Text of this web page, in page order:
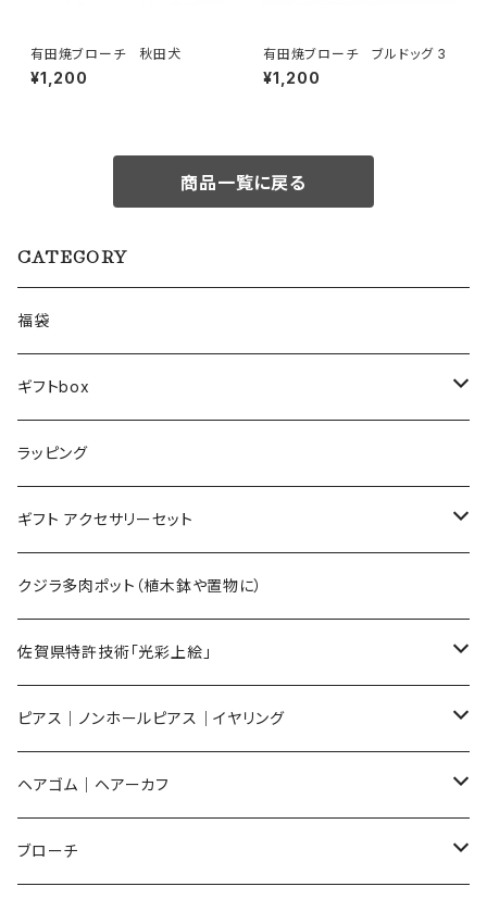
有田焼ブローチ 秋田犬
¥1,200
有田焼ブローチ ブルドッグ 3
¥1,200
商品一覧に戻る
CATEGORY
福袋
ギフトbox
Lサイズ
Mサイズ
Sサイズ
ラッピング
ギフト アクセサリーセット
flower
メンズ ギフトセット
クジラ多肉ポット（植木鉢や置物に）
佐賀県特許技術「光彩上絵」
ピアス
イヤリング
ノンホールピアス
ピアス｜ノンホールピアス｜イヤリング
ピアス
Flower
ノンホールピアス
ヘアゴム｜ヘアーカフ
Flower
ブローチ